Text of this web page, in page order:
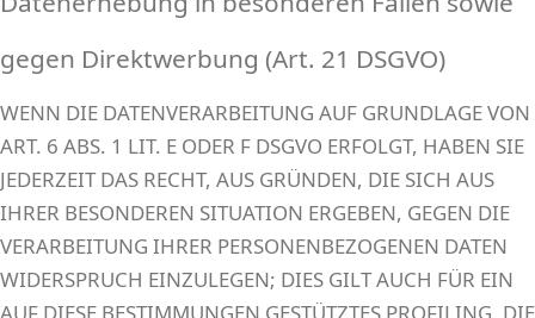
gegen Direktwerbung (Art. 21 DSGVO)
WENN DIE DATENVERARBEITUNG AUF GRUNDLAGE VON
ART. 6 ABS. 1 LIT. E ODER F DSGVO ERFOLGT, HABEN SIE
JEDERZEIT DAS RECHT, AUS GRÜNDEN, DIE SICH AUS
IHRER BESONDEREN SITUATION ERGEBEN, GEGEN DIE
VERARBEITUNG IHRER PERSONENBEZOGENEN DATEN
WIDERSPRUCH EINZULEGEN; DIES GILT AUCH FÜR EIN